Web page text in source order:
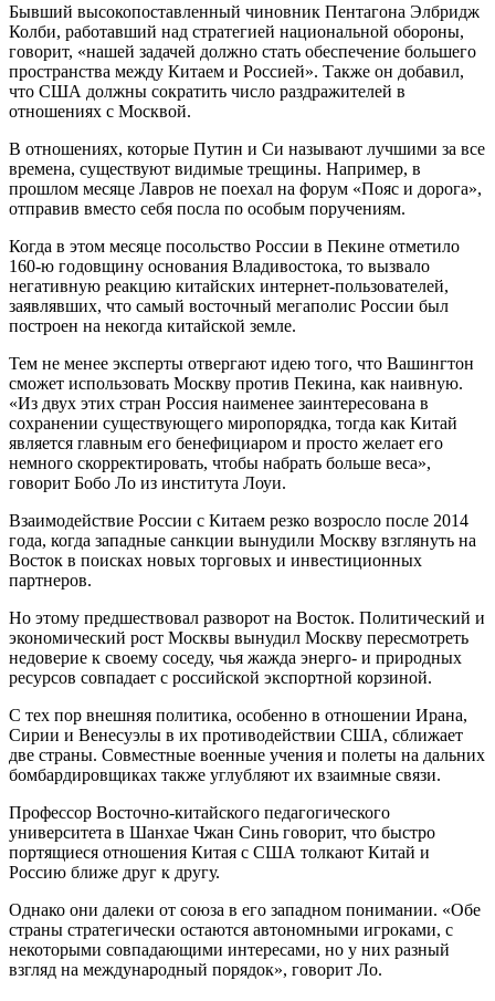
Бывший высокопоставленный чиновник Пентагона Элбридж
Колби, работавший над стратегией национальной обороны,
говорит, «нашей задачей должно стать обеспечение большего
пространства между Китаем и Россией». Также он добавил,
что США должны сократить число раздражителей в
отношениях с Москвой.
В отношениях, которые Путин и Си называют лучшими за все
времена, существуют видимые трещины. Например, в
прошлом месяце Лавров не поехал на форум «Пояс и дорога»,
отправив вместо себя посла по особым поручениям.
Когда в этом месяце посольство России в Пекине отметило
160-ю годовщину основания Владивостока, то вызвало
негативную реакцию китайских интернет-пользователей,
заявлявших, что самый восточный мегаполис России был
построен на некогда китайской земле.
Тем не менее эксперты отвергают идею того, что Вашингтон
сможет использовать Москву против Пекина, как наивную.
«Из двух этих стран Россия наименее заинтересована в
сохранении существующего миропорядка, тогда как Китай
является главным его бенефициаром и просто желает его
немного скорректировать, чтобы набрать больше веса»,
говорит Бобо Ло из института Лоуи.
Взаимодействие России с Китаем резко возросло после 2014
года, когда западные санкции вынудили Москву взглянуть на
Восток в поисках новых торговых и инвестиционных
партнеров.
Но этому предшествовал разворот на Восток. Политический и
экономический рост Москвы вынудил Москву пересмотреть
недоверие к своему соседу, чья жажда энерго- и природных
ресурсов совпадает с российской экспортной корзиной.
С тех пор внешняя политика, особенно в отношении Ирана,
Сирии и Венесуэлы в их противодействии США, сближает
две страны. Совместные военные учения и полеты на дальних
бомбардировщиках также углубляют их взаимные связи.
Профессор Восточно-китайского педагогического
университета в Шанхае Чжан Синь говорит, что быстро
портящиеся отношения Китая с США толкают Китай и
Россию ближе друг к другу.
Однако они далеки от союза в его западном понимании. «Обе
страны стратегически остаются автономными игроками, с
некоторыми совпадающими интересами, но у них разный
взгляд на международный порядок», говорит Ло.